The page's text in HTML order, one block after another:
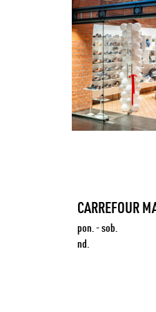
CARREFOUR
pon. - sob.
nd.